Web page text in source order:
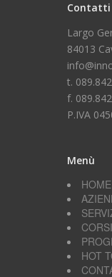
Contatti
Largo
84013
t.
f.
P.IVA
Menù
HOME
HOT